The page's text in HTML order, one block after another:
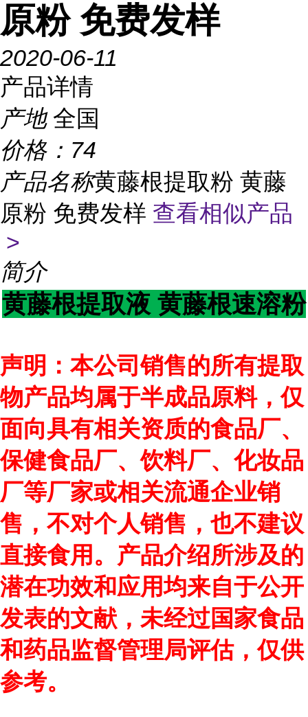
原粉 免费发样
2020-06-11
产品详情
产地 全国
价格： 74
产品名称黄藤根提取粉 黄藤
原粉 免费发样 查看相似产品
>
简介
黄藤根提取液 黄藤根速溶粉
声明：本公司销售的所有提取
物产品均属于半成品原料，仅
面向具有相关资质的食品厂、
保健食品厂、饮料厂、化妆品
厂等厂家或相关流通企业销
售，不对个人销售，也不建议
直接食用。产品介绍所涉及的
潜在功效和应用均来自于公开
发表的文献，未经过国家食品
和药品监督管理局评估，仅供
参考。